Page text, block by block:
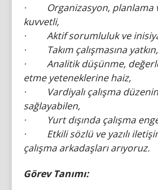
· Organizasyon, planlama
kuvvetli,
· Aktif sorumluluk ve
· Takım çalışmasına yatkın,
· Analitik düşünme,
etme yeteneklerine haiz,
· Vardiyalı çalışma
sağlayabilen,
· Yurt dışında çalışma
· Etkili sözlü ve yazılı
çalışma arkadaşları arıyoruz.
Görev Tanımı: